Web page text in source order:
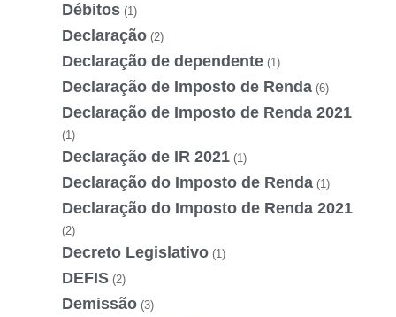
Débitos (1)
Declaração (2)
Declaração de dependente (1)
Declaração de Imposto de Renda (6)
Declaração de Imposto de Renda 2021
(1)
Declaração de IR 2021 (1)
Declaração do Imposto de Renda (1)
Declaração do Imposto de Renda 2021
(2)
Decreto Legislativo (1)
DEFIS (2)
Demissão (3)